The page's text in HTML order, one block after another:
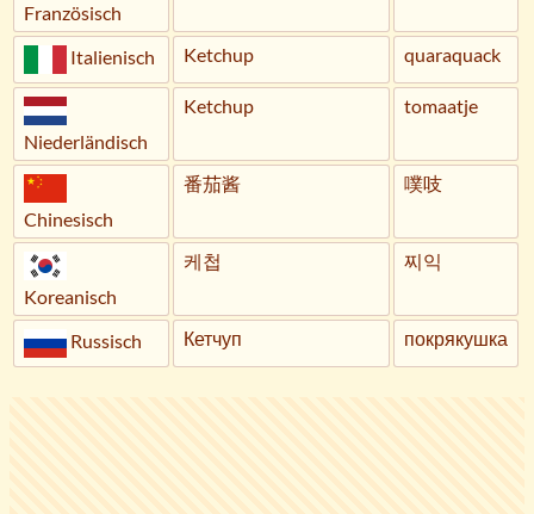
Französisch
Italienisch Ketchup quaraquack
Niederländisch
Ketchup tomaatje
Chinesisch
番茄酱 噗吱
Koreanisch
케첩 찌익
Russisch Кетчуп покрякушка